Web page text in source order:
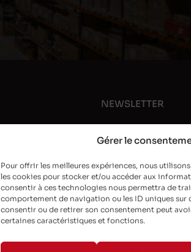
Gérer le
Pour offrir les meilleures expériences, nous
les cookies pour stocker et/ou accéder aux
consentir à ces technologies nous permettra de
comportement de navigation ou les ID uniques sur
consentir ou de retirer son consentement peut
certaines caractéristiques et fonctions.
NEWSLETTER